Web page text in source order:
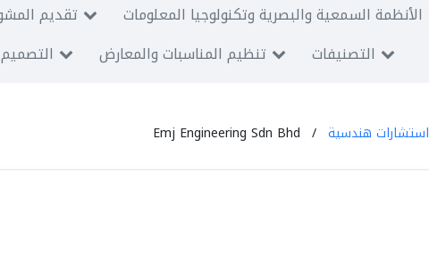
تقديم
الأنظمة السمعية والبصرية وتكنولوجيا المعلومات
تنظيم المناسبات والمعارض التصنيفات
استشارات هندسية Emj Engineering Sdn Bhd